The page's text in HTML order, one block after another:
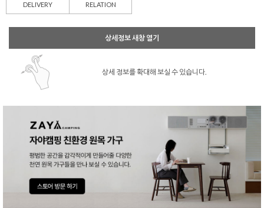
DELIVERY RELATION
상세정보 새창 열기
상세 정보를 확대해 보실 수 있습니다.